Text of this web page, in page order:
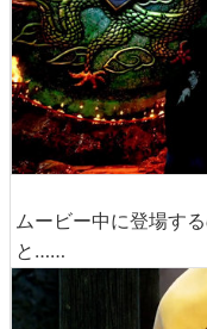
ムービー中に登場す
と……